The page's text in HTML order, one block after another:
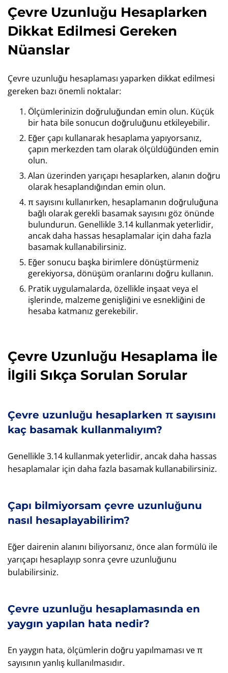
Çevre Uzunluğu Hesaplarken
Dikkat Edilmesi Gereken
Nüanslar
Çevre uzunluğu hesaplaması yaparken dikkat edilmesi
gereken bazı önemli noktalar:
Ölçümlerinizin doğruluğundan emin olun. Küçük
bir hata bile sonucun doğruluğunu etkileyebilir.
Eğer çapı kullanarak hesaplama yapıyorsanız,
çapın merkezden tam olarak ölçüldüğünden emin
olun.
Alan üzerinden yarıçapı hesaplarken, alanın doğru
olarak hesaplandığından emin olun.
π sayısını kullanırken, hesaplamanın doğruluğuna
bağlı olarak gerekli basamak sayısını göz önünde
bulundurun. Genellikle 3.14 kullanmak yeterlidir,
ancak daha hassas hesaplamalar için daha fazla
basamak kullanabilirsiniz.
Eğer sonucu başka birimlere dönüştürmeniz
gerekiyorsa, dönüşüm oranlarını doğru kullanın.
Pratik uygulamalarda, özellikle inşaat veya el
işlerinde, malzeme genişliğini ve esnekliğini de
hesaba katmanız gerekebilir.
Çevre Uzunluğu Hesaplama İle
İlgili Sıkça Sorulan Sorular
Çevre uzunluğu hesaplarken π sayısını
kaç basamak kullanmalıyım?
Genellikle 3.14 kullanmak yeterlidir, ancak daha hassas
hesaplamalar için daha fazla basamak kullanabilirsiniz.
Çapı bilmiyorsam çevre uzunluğunu
nasıl hesaplayabilirim?
Eğer dairenin alanını biliyorsanız, önce alan formülü ile
yarıçapı hesaplayıp sonra çevre uzunluğunu
bulabilirsiniz.
Çevre uzunluğu hesaplamasında en
yaygın yapılan hata nedir?
En yaygın hata, ölçümlerin doğru yapılmaması ve π
sayısının yanlış kullanılmasıdır.